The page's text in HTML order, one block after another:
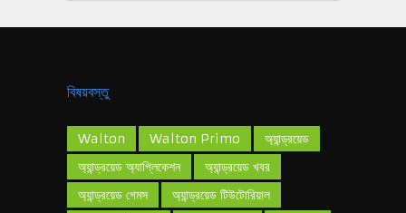
বিষয়বস্তু
Walton Walton Primo
অ্যান্ড্রয়েড
অ্যান্ড্রয়েড অ্যাপ্লিকেশন
অ্যান্ড্রয়েড খবর
অ্যান্ড্রয়েড গেমস
অ্যান্ড্রয়েড টিউটোরিয়াল